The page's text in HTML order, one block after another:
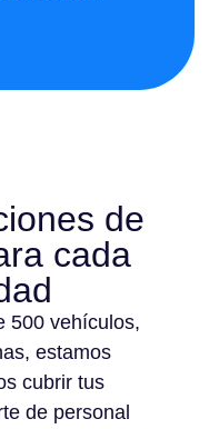
de
cada
500 vehículos,
estamos
cubrir tus
de personal